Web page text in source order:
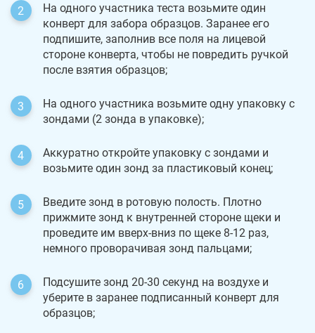
На одного участника теста возьмите один
конверт для забора образцов. Заранее его
подпишите, заполнив все поля на лицевой
стороне конверта, чтобы не повредить ручкой
после взятия образцов;
На одного участника возьмите одну упаковку с
зондами (2 зонда в упаковке);
Аккуратно откройте упаковку с зондами и
возьмите один зонд за пластиковый конец;
Введите зонд в ротовую полость. Плотно
прижмите зонд к внутренней стороне щеки и
проведите им вверх-вниз по щеке 8-12 раз,
немного проворачивая зонд пальцами;
Подсушите зонд 20-30 секунд на воздухе и
уберите в заранее подписанный конверт для
образцов;